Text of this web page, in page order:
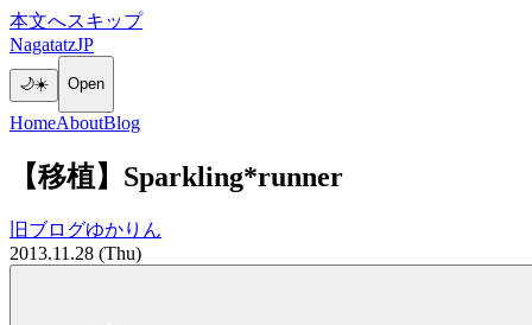
本文へスキップ
NagatatzJP
🌙☀️ Open
HomeAboutBlog
【移植】Sparkling*runner
旧ブログゆかりん
2013.11.28 (Thu)